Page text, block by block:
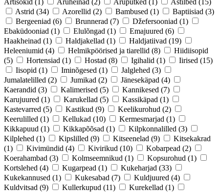
Astrid (34) Azorellid (2) Bambused (1) Baptiisiad (3)
Bergeeniad (6) Brunnerad (7) Džefersooniad (1)
Ebaküdooniad (1) Elulõngad (1) Emajuured (6)
Haakheinad (1) Haldjakellad (1) Haldjatiivad (19)
Heleeniumid (4) Helmikpöörised ja tiarellid (8)
Hiidiisopid
(5)
Hortensiad (1) Hostad (8) Igihalid (1) Iirised (15)
Iisopid (1) Iminõgesed (1) Jalglehed (3)
Jumalatelilled (2) Jumikad (2) Jänesekäpad (4)
Kaerandid (3) Kalimerised (5) Kannikesed (7)
Karujuured (1) Karukellad (5) Kassikäpad (1)
Kastevarred (5) Kastikud (9) Keelikurohud (2)
Keerulilled (1) Kellukad (10) Kermesmarjad (1)
Kikkapuud (1) Kikkapõõsad (1) Kilpkonnalilled (3)
Kilplehed (1) Kipslilled (9) Kitseenelad (9)
Kitsekakrad
(1)
Kivimündid (4) Kivirikud (10) Kobarpead (2)
Koerahambad (3) Kolmseemnikud (1) Kopsurohud (1)
Kortslehed (4) Kugarpead (1) Kukeharjad (33)
Kukekannused (1) Kukesabad (7) Kuldjuured (4)
Kuldvitsad (9) Kullerkupud (11) Kurekellad (1)